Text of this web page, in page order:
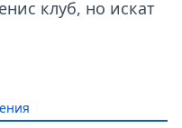
клуб, но искат